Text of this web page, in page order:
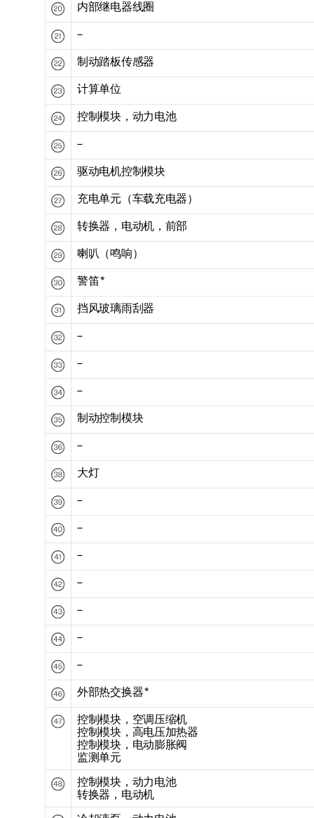
内部继电器线圈
–
制动踏板传感器
计算单位
控制模块，动力电池
–
驱动电机控制模块
充电单元（车载充电器）
转换器，电动机，前部
喇叭（鸣响）
警笛*
挡风玻璃雨刮器
–
–
–
制动控制模块
–
大灯
–
–
–
–
–
–
–
外部热交换器*
控制模块，空调压缩机
控制模块，高电压加热器
控制模块，电动膨胀阀
监测单元
控制模块，动力电池
转换器，电动机